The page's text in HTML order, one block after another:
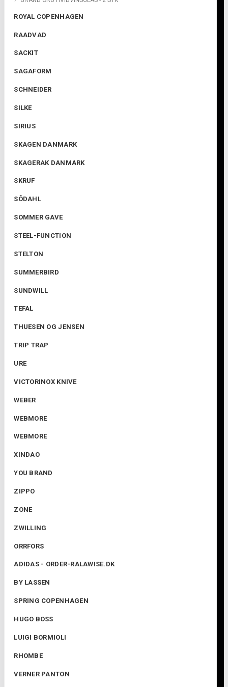
ROYAL COPENHAGEN
RAADVAD
SACKIT
SAGAFORM
SCHNEIDER
SILKE
SIRIUS
SKAGEN DANMARK
SKAGERAK DANMARK
SKRUF
SÔDAHL
SOMMER GAVE
STEEL-FUNCTION
STELTON
SUMMERBIRD
SUNDWILL
TEFAL
THUESEN OG JENSEN
TRIP TRAP
URE
VICTORINOX KNIVE
WEBER
WEBMORE
WEBMORE
XINDAO
YOU BRAND
ZIPPO
ZONE
ZWILLING
ORRFORS
ADIDAS - ORDER-RALAWISE.DK
BY LASSEN
SPRING COPENHAGEN
HUGO BOSS
LUIGI BORMIOLI
RHOMBE
VERNER PANTON